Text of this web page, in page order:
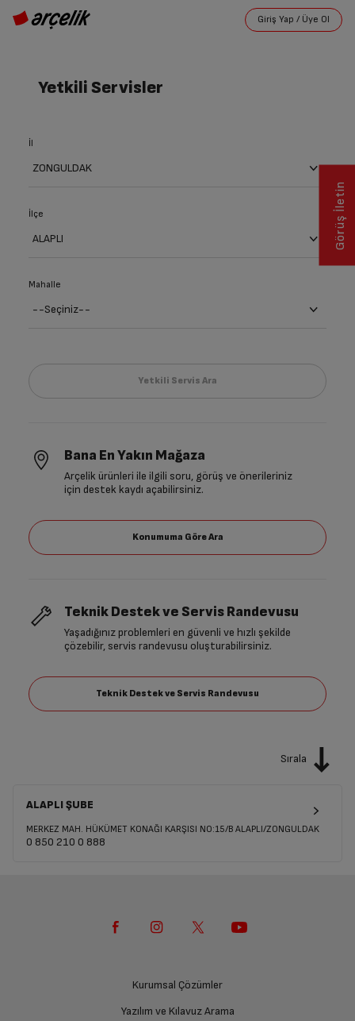
Yetkili Servisler
İl
İlçe
Mahalle
Bana En Yakın Mağaza
Arçelik ürünleri ile ilgili soru, görüş ve önerileriniz
için destek kaydı açabilirsiniz.
Teknik Destek ve Servis Randevusu
Yaşadığınız problemleri en güvenli ve hızlı şekilde
çözebilir, servis randevusu oluşturabilirsiniz.
Sırala
ALAPLI ŞUBE
MERKEZ MAH. HÜKÜMET KONAĞI KARŞISI NO:15/B ALAPLI/ZONGULDAK
0 850 210 0 888
Kurumsal Çözümler
Yazılım ve Kılavuz Arama
Görüş İletin